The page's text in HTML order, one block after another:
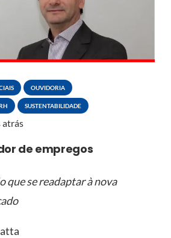
OUVIDORIA
SUSTENTABILIDADE
atrás
de empregos
que se readaptar à nova